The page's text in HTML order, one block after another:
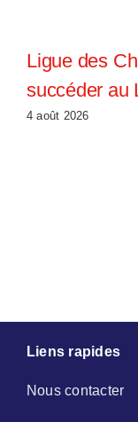
Ligue des
succéder au
4 août 2026
Liens rapides
Nous contacter